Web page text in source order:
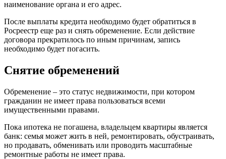
наименование органа и его адрес.
После выплаты кредита необходимо будет обратиться в
Росреестр еще раз и снять обременение. Если действие
договора прекратилось по иным причинам, запись
необходимо будет погасить.
Снятие обременений
Обременение – это статус недвижимости, при котором
гражданин не имеет права пользоваться всеми
имущественными правами.
Пока ипотека не погашена, владельцем квартиры является
банк: семья может жить в ней, ремонтировать, обустраивать,
но продавать, обменивать или проводить масштабные
ремонтные работы не имеет права.